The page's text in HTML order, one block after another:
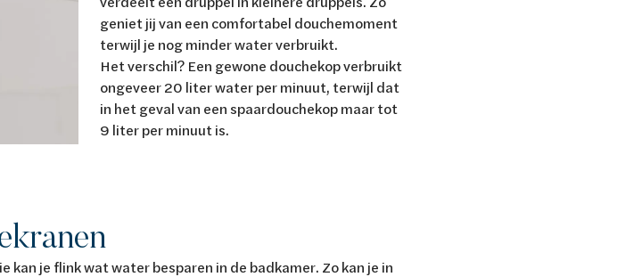
geniet jij van een comfortabel douchemoment
terwijl je nog minder water verbruikt.
Het verschil? Een gewone douchekop verbruikt
ongeveer 20 liter water per minuut, terwijl dat
in het geval van een spaardouchekop maar tot
9 liter per minuut is.
kan je flink wat water besparen in de badkamer. Zo kan je in